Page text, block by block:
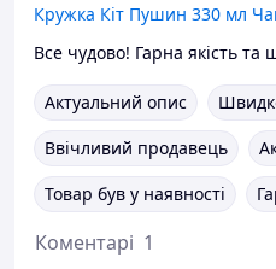
Все чудово! Гарна якість та
Актуальний опис
Ввічливий продавець
Товар був у наявності
Коментарі 1